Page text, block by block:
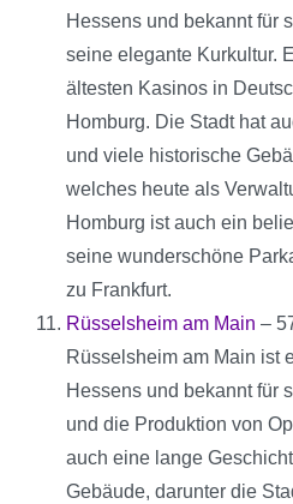
Hessens und bekannt für
seine elegante Kurkultur.
ältesten Kasinos in
Homburg. Die Stadt hat
und viele historische
welches heute als
Homburg ist auch ein
seine wunderschöne
zu Frankfurt.
Rüsselsheim am Main –
Rüsselsheim am Main ist
Hessens und bekannt für
und die Produktion von
auch eine lange
Gebäude, darunter die